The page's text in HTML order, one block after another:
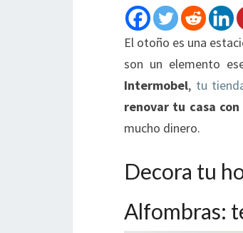
El otoño es una
son un elemento
Intermobel, tu
renovar tu casa
mucho dinero.
Decora tu
Alfombras: